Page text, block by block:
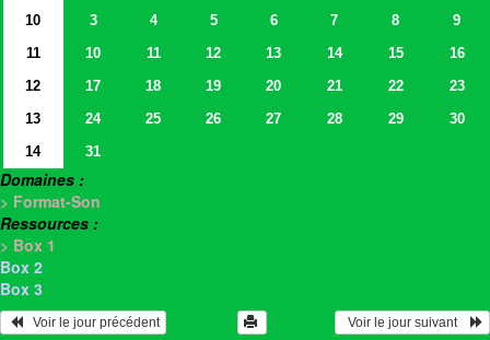
10
3 4 5 6 7 8
9
11
10 11 12 13 14 15
16
12
17 18 19 20 21 22
23
13
24 25 26 27 28 29
30
14
31
Domaines :
> Format-Son
Ressources :
> Box 1
Box 2
Box 3
   Voir le jour précédent
  Voir le jour suivant